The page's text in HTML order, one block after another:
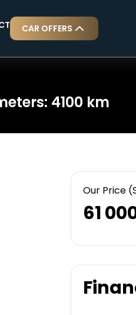
CAR OFFERS
: 4100 km
Our Price
61